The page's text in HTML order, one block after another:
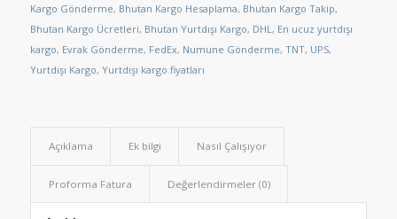
Kargo Gönderme, Bhutan Kargo Hesaplama, Bhutan Kargo Takip,
Bhutan Kargo Ücretleri, Bhutan Yurtdışı Kargo, DHL , En ucuz yurtdışı
kargo, Evrak Gönderme, FedEx, Numune Gönderme, TNT, UPS,
Yurtdışı Kargo, Yurtdışı kargo fiyatları
Açıklama Ek bilgi Nasıl Çalışıyor
Proforma Fatura Değerlendirmeler (0)